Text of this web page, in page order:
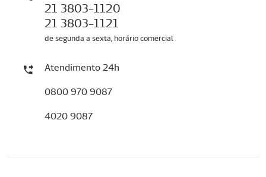
21 3803-1120
21 3803-1121
de segunda a sexta, horário comercial
Atendimento 24h
0800 970 9087
4020 9087